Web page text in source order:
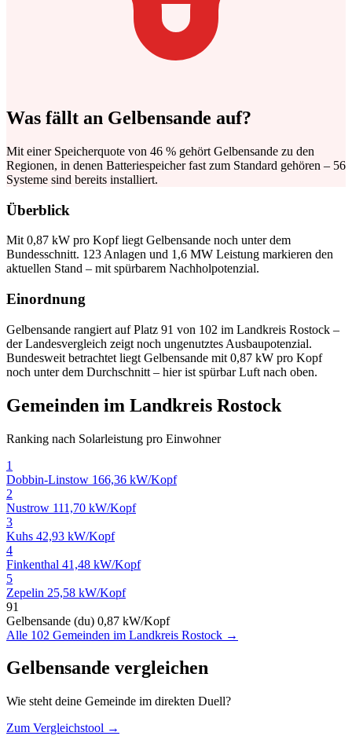
Was fällt an Gelbensande auf?
Mit einer Speicherquote von 46 % gehört Gelbensande zu den
Regionen, in denen Batteriespeicher fast zum Standard gehören – 56
Systeme sind bereits installiert.
Überblick
Mit 0,87 kW pro Kopf liegt Gelbensande noch unter dem
Bundesschnitt. 123 Anlagen und 1,6 MW Leistung markieren den
aktuellen Stand – mit spürbarem Nachholpotenzial.
Einordnung
Gelbensande rangiert auf Platz 91 von 102 im Landkreis Rostock –
der Landesvergleich zeigt noch ungenutztes Ausbaupotenzial.
Bundesweit betrachtet liegt Gelbensande mit 0,87 kW pro Kopf
noch unter dem Durchschnitt – hier ist spürbar Luft nach oben.
Gemeinden im Landkreis Rostock
Ranking nach Solarleistung pro Einwohner
1
Dobbin-Linstow 166,36 kW/Kopf
2
Nustrow 111,70 kW/Kopf
3
Kuhs 42,93 kW/Kopf
4
Finkenthal 41,48 kW/Kopf
5
Zepelin 25,58 kW/Kopf
91
Gelbensande (du) 0,87 kW/Kopf
Alle 102 Gemeinden im Landkreis Rostock →
Gelbensande vergleichen
Wie steht deine Gemeinde im direkten Duell?
Zum Vergleichstool →